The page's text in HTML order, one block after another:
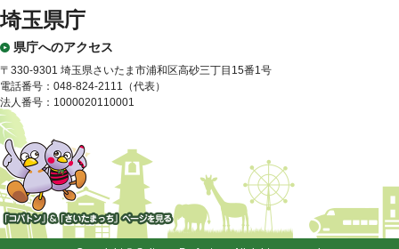
埼玉県庁
県庁へのアクセス
〒330-9301 埼玉県さいたま市浦和区高砂三丁目15番1号
電話番号：048-824-2111（代表）
法人番号：1000020110001
「コバトン」&「さいたまっ